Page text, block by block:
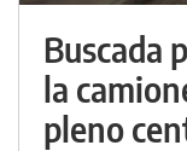
Buscada
la
pleno